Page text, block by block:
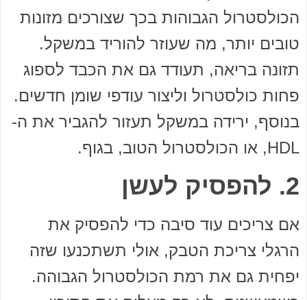
הכולסטרול הגבוהות בכך שצורכים מזונות
טובים יותר, מה שעוזר להוריד במשקל.
תזונה בריאה, תעודד גם את הכבד לספוג
פחות כולסטרול וליצור עודפי שומן חדשים.
בנוסף, ירידה במשקל תעזור להגביר את ה-
HDL, או הכולסטרול הטוב, בגוף.
2. להפסיק לעשן
אם צריכים עוד סיבה כדי להפסיק את
הרגלי צריכת הטבק, אולי תשתכנעו שזה
יפחית גם את רמת הכולסטרול הגבוהה.